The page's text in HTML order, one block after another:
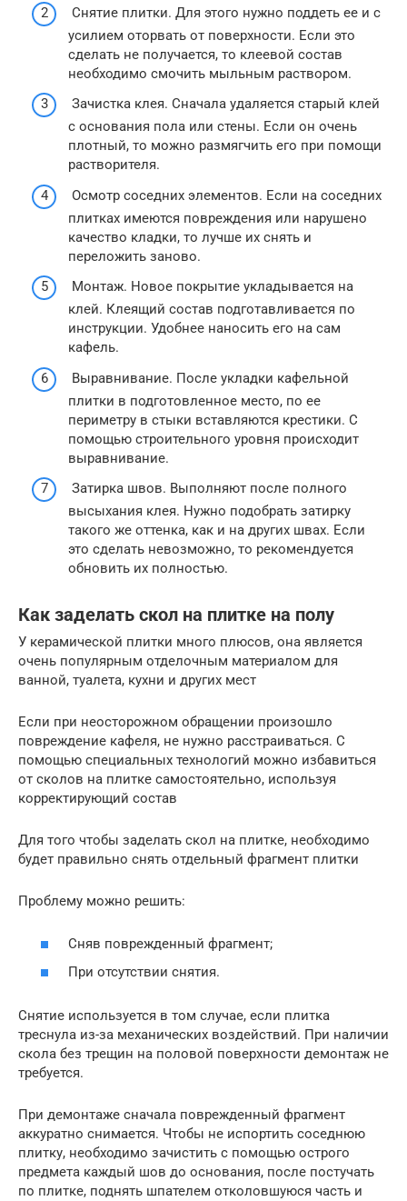
Снятие плитки. Для этого нужно поддеть ее и с
усилием оторвать от поверхности. Если это
сделать не получается, то клеевой состав
необходимо смочить мыльным раствором.
Зачистка клея. Сначала удаляется старый клей
с основания пола или стены. Если он очень
плотный, то можно размягчить его при помощи
растворителя.
Осмотр соседних элементов. Если на соседних
плитках имеются повреждения или нарушено
качество кладки, то лучше их снять и
переложить заново.
Монтаж. Новое покрытие укладывается на
клей. Клеящий состав подготавливается по
инструкции. Удобнее наносить его на сам
кафель.
Выравнивание. После укладки кафельной
плитки в подготовленное место, по ее
периметру в стыки вставляются крестики. С
помощью строительного уровня происходит
выравнивание.
Затирка швов. Выполняют после полного
высыхания клея. Нужно подобрать затирку
такого же оттенка, как и на других швах. Если
это сделать невозможно, то рекомендуется
обновить их полностью.
Как заделать скол на плитке на полу
У керамической плитки много плюсов, она является
очень популярным отделочным материалом для
ванной, туалета, кухни и других мест
Если при неосторожном обращении произошло
повреждение кафеля, не нужно расстраиваться. С
помощью специальных технологий можно избавиться
от сколов на плитке самостоятельно, используя
корректирующий состав
Для того чтобы заделать скол на плитке, необходимо
будет правильно снять отдельный фрагмент плитки
Проблему можно решить:
Сняв поврежденный фрагмент;
При отсутствии снятия.
Снятие используется в том случае, если плитка
треснула из-за механических воздействий. При наличии
скола без трещин на половой поверхности демонтаж не
требуется.
При демонтаже сначала поврежденный фрагмент
аккуратно снимается. Чтобы не испортить соседнюю
плитку, необходимо зачистить с помощью острого
предмета каждый шов до основания, после постучать
по плитке, поднять шпателем отколовшуюся часть и